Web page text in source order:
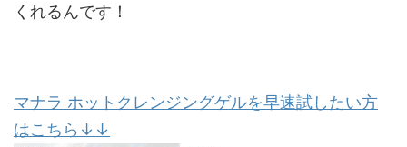
くれるんです！
マナラ ホットクレンジングゲルを早速試したい方
はこちら↓↓